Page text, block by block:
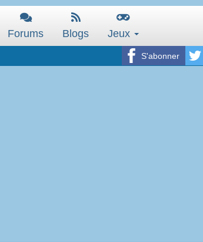
Forums Blogs Jeux
S'abonner